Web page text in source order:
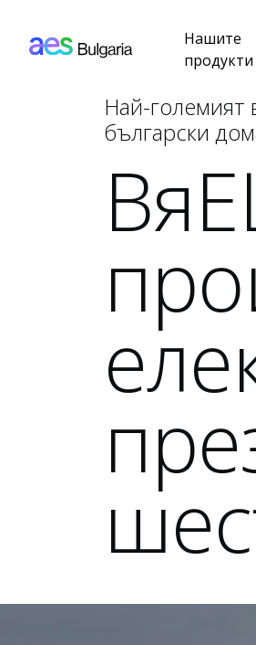
Нашите
продукти
Най-големият
български